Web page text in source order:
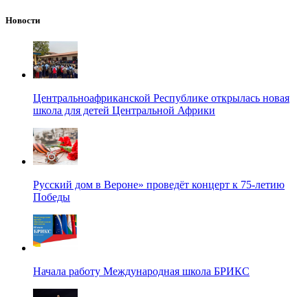
Новости
Центральноафриканской Республике открылась новая
школа для детей Центральной Африки
Русский дом в Вероне» проведёт концерт к 75-летию
Победы
Начала работу Международная школа БРИКС